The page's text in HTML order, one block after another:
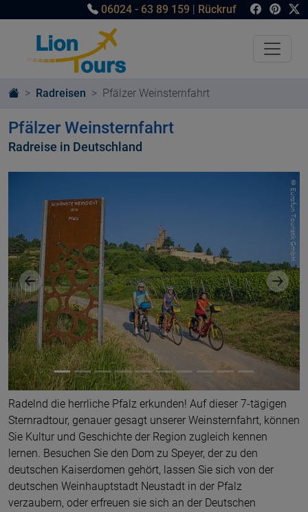
06024 - 63 89 159 | Rückruf
Radreisen Pfälzer Weinsternfahrt
Pfälzer Weinsternfahrt
Radreise in Deutschland
© Eurofun Touristik GmbH
Vorheriges Bild
Radelnd die herrliche Pfalz erkunden! Auf dieser 7-tägigen
Sternradtour, genauer gesagt unserer Weinsternfahrt, können
Sie Kultur und Geschichte der Region zugleich kennen
lernen. Besuchen Sie den Dom zu Speyer, der zu den
deutschen Kaiserdomen gehört, lassen Sie sich von der
deutschen Weinhauptstadt Neustadt in der Pfalz
verzaubern, oder erfreuen sie sich an der Deutschen